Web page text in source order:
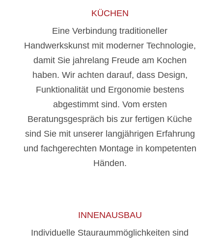
KÜCHEN
Eine Verbindung traditioneller
Handwerkskunst mit moderner Technologie,
damit Sie jahrelang Freude am Kochen
haben. Wir achten darauf, dass Design,
Funktionalität und Ergonomie bestens
abgestimmt sind. Vom ersten
Beratungsgespräch bis zur fertigen Küche
sind Sie mit unserer langjährigen Erfahrung
und fachgerechten Montage in kompetenten
Händen.
INNENAUSBAU
Individuelle Stauraummöglichkeiten sind